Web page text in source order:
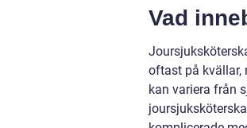
Vad
oftast på kvällar,
kan variera från